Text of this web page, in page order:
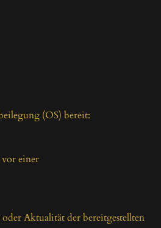
(OS) bereit:
einer
Aktualität der bereitgestellten